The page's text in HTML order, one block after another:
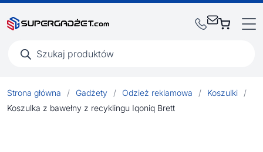
produktów
Strona główna / Gadżety / Odzież reklamowa / Koszulki
/
Koszulka z bawełny z recyklingu Iqoniq Brett